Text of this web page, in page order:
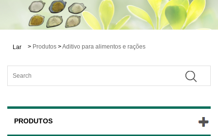
Lar > Produtos >Aditivo para alimentos e rações
PRODUTOS